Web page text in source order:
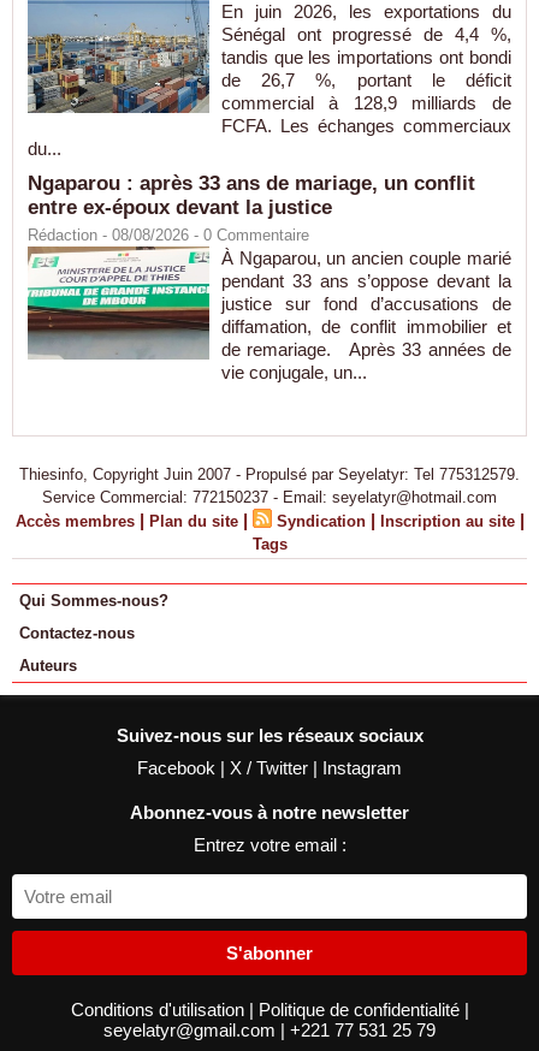
En juin 2026, les exportations du
Sénégal ont progressé de 4,4 %,
tandis que les importations ont bondi
de 26,7 %, portant le déficit
commercial à 128,9 milliards de
FCFA. Les échanges commerciaux
du...
Ngaparou : après 33 ans de mariage, un conflit
entre ex-époux devant la justice
Rédaction - 08/08/2026 - 0 Commentaire
À Ngaparou, un ancien couple marié
pendant 33 ans s’oppose devant la
justice sur fond d’accusations de
diffamation, de conflit immobilier et
de remariage. Après 33 années de
vie conjugale, un...
Thiesinfo, Copyright Juin 2007 - Propulsé par Seyelatyr: Tel 775312579.
Service Commercial: 772150237 - Email: seyelatyr@hotmail.com
Accès membres | Plan du site | Syndication | Inscription au site |
Tags
Qui Sommes-nous?
Contactez-nous
Auteurs
Suivez-nous sur les réseaux sociaux
Facebook | X / Twitter | Instagram
Abonnez-vous à notre newsletter
Entrez votre email :
S'abonner
Conditions d'utilisation | Politique de confidentialité |
seyelatyr@gmail.com | +221 77 531 25 79